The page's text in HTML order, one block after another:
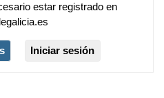
estar registradoen
Iniciar sesión